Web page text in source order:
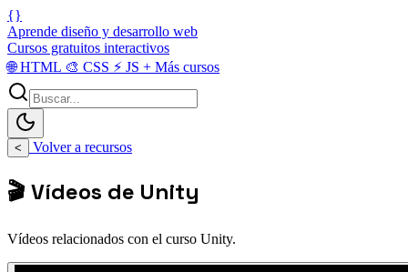
{}
Aprende diseño y desarrollo web
Cursos gratuitos interactivos
🌐HTML 🎨 CSS ⚡ JS + Más cursos
< Volver a recursos
🎬 Vídeos de Unity
Vídeos relacionados con el curso Unity.